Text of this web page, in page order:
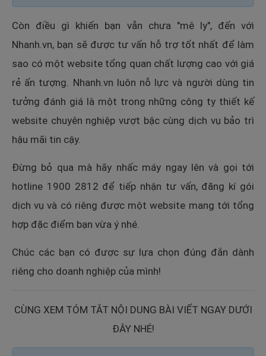
Còn điều gì khiến bạn vẫn chưa "mê ly", đến với
Nhanh.vn, bạn sẽ được tư vấn hỗ trợ tốt nhất để làm
sao có một website tổng quan chất lượng cao với giá
rẻ ấn tượng. Nhanh.vn luôn nỗ lực và người dùng tin
tưởng đánh giá là một trong những công ty thiết kế
website chuyên nghiệp vượt bậc cùng dịch vụ bảo trì
hậu mãi tin cậy.
Đừng bỏ qua mà hãy nhấc máy ngay lên và gọi tới
hotline 1900 2812 để tiếp nhận tư vấn, đăng kí gói
dịch vụ và có riêng được một website mang tới tổng
hợp đặc điểm bạn vừa ý nhé.
Chúc các bạn có được sự lựa chọn đúng đắn dành
riêng cho doanh nghiệp của mình!
CÙNG XEM TÓM TẮT NỘI DUNG BÀI VIẾT NGAY DƯỚI
ĐÂY NHÉ!